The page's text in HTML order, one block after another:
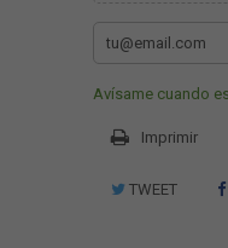
Avísame cuando
Imprimir
TWEET